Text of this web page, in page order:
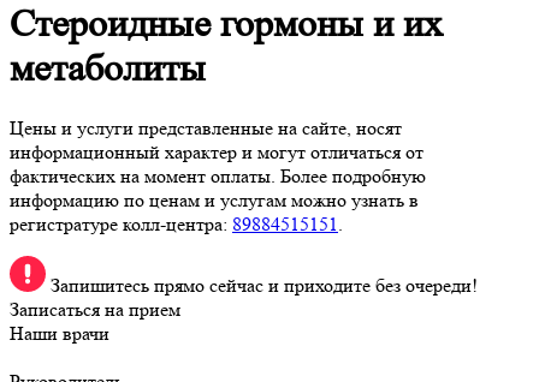
Стероидные гормоны и их
метаболиты
Цены и услуги представленные на сайте, носят
информационный характер и могут отличаться от
фактических на момент оплаты. Более подробную
информацию по ценам и услугам можно узнать в
регистратуре колл-центра: 89884515151.
Запишитесь прямо сейчас и приходите без очереди!
Записаться на прием
Наши врачи